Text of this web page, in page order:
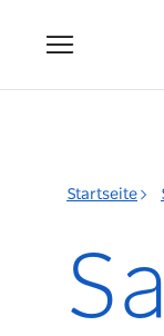
Toggle
navigation
Startseite